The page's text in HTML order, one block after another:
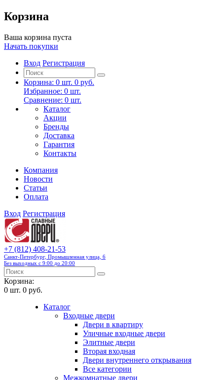
Корзина
Ваша корзина пуста
Начать покупки
Вход Регистрация
Корзина: 0 шт. 0 руб.
Избранное: 0 шт.
Сравнение: 0 шт.
Каталог
Акции
Бренды
Доставка
Гарантия
Контакты
Компания
Новости
Статьи
Оплата
Вход Регистрация
+7 (812) 408-21-53
Санкт-Петербург, Промышленная улица, 6
Без выходных с 9:00 до 20:00
Корзина:
0 шт. 0 руб.
Каталог
Входные двери
Двери в квартиру
Уличные входные двери
Элитные двери
Вторая входная
Двери внутреннего открывания
Все категории
Межкомнатные двери